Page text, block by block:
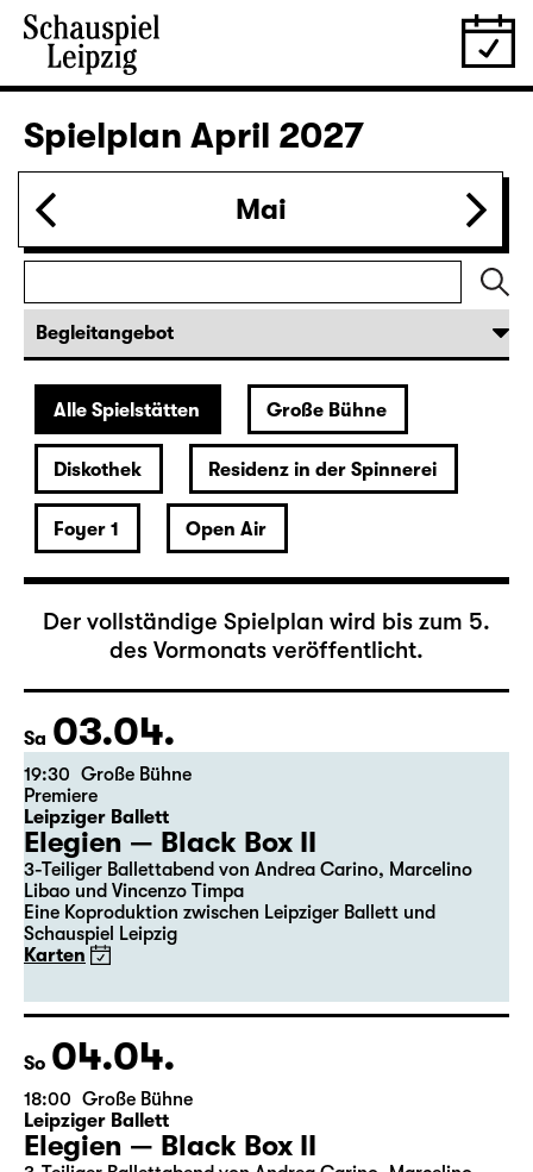
16:00 — 17:50
Familienstück
erforderlich)
Das kalte Herz
von Wilhelm Hauff
Regie: Enrico Lübbe
Im Anschluss: „Selfie im Bühnenlicht“
Karten
Mo 29.03.
19:30 — 20:55 Große Bühne
Was ihr wollt (A Tortured Lover’s
Version)
von William Shakespeare
Deutsch von Jens Roselt
Fassung von Pia Richter und Julia Buchberger
Regie: Pia Richter
18:45 + 19:00 Einführung im Rangfoyer
Karten
April 2027
Der vollständige Spielplan wird bis zum 5.
des Vormonats veröffentlicht.
Sa 03.04.
19:30 Große Bühne
Premiere
Leipziger Ballett
Elegien — Black Box II
3-Teiliger Ballettabend von Andrea Carino, Marcelino
Eine Koproduktion zwischen Leipziger Ballett und
Schauspiel Leipzig
Karten
So 04.04.